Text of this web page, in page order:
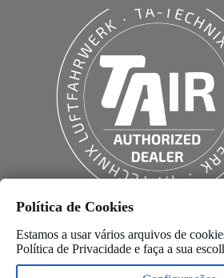
Política de Cookies
Estamos a usar vários arquivos de
Política de Privacidade e faça a sua